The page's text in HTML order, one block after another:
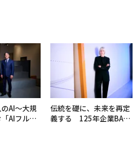
AI〜大規
AIフル実
伝統を礎に、未来を再定
義する 125年企業BAT